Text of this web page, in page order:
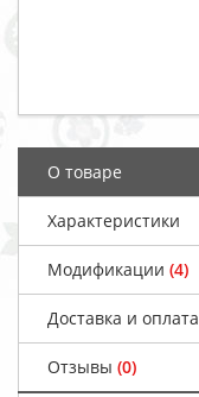
О товаре
Характеристики
Модификации (4)
Доставка и оплата
Отзывы (0)